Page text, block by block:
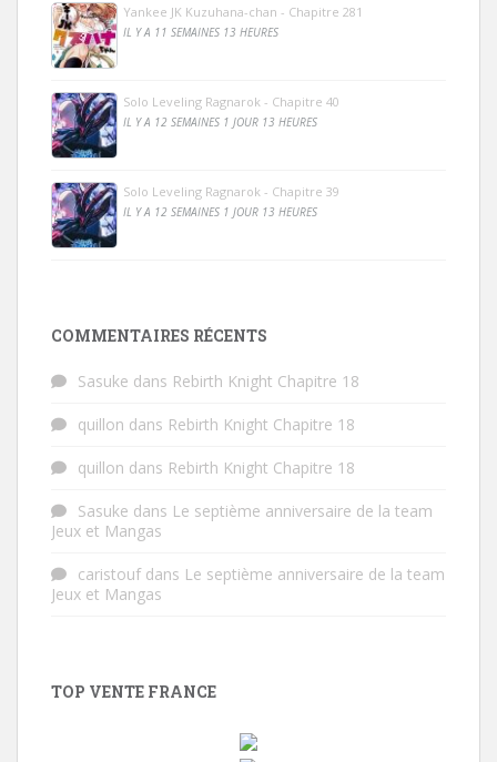
Yankee JK Kuzuhana-chan - Chapitre 281
IL Y A 11 SEMAINES 13 HEURES
Solo Leveling Ragnarok - Chapitre 40
IL Y A 12 SEMAINES 1 JOUR 13 HEURES
Solo Leveling Ragnarok - Chapitre 39
IL Y A 12 SEMAINES 1 JOUR 13 HEURES
COMMENTAIRES RÉCENTS
Sasuke dans Rebirth Knight Chapitre 18
quillon dans Rebirth Knight Chapitre 18
quillon dans Rebirth Knight Chapitre 18
Sasuke dans Le septième anniversaire de la team
Jeux et Mangas
caristoufdans Le septième anniversaire de la team
Jeux et Mangas
TOP VENTE FRANCE